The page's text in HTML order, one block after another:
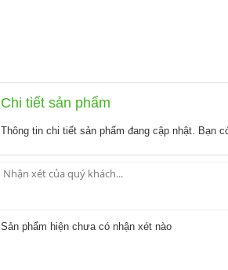
Chi tiết sản phẩm
Thông tin chi tiết sản phẩm đang cập nhật. Bạn
Sản phẩm hiện chưa có nhận xét nào